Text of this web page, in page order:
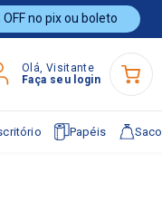
OFF no pix ou boleto
Olá, Visitante
Faça seu login
Papéis